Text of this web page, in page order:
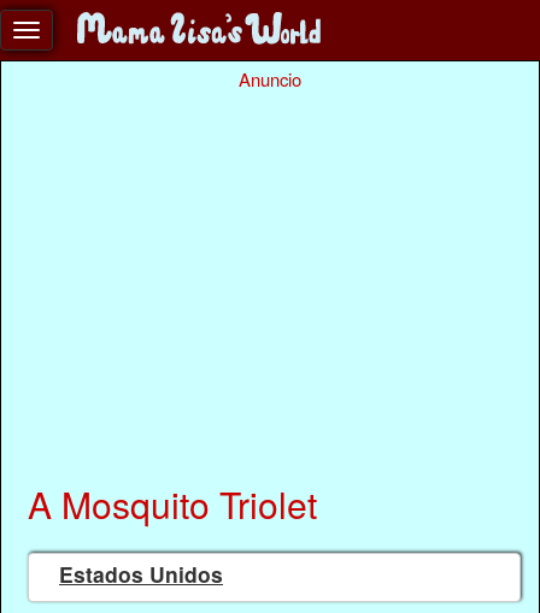
Anuncio
A Mosquito Triolet
Estados Unidos